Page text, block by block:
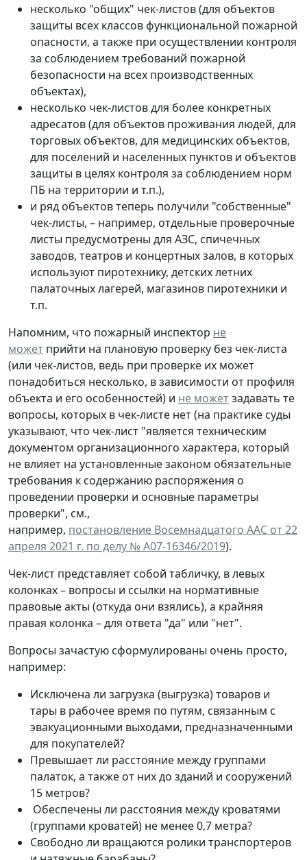
несколько "общих" чек-листов (для объектов
защиты всех классов функциональной пожарной
опасности, а также при осуществлении контроля
за соблюдением требований пожарной
безопасности на всех производственных
объектах),
несколько чек-листов для более конкретных
адресатов (для объектов проживания людей, для
торговых объектов, для медицинских объектов,
для поселений и населенных пунктов и объектов
защиты в целях контроля за соблюдением норм
ПБ на территории и т.п.),
и ряд объектов теперь получили "собственные"
чек-листы, – например, отдельные проверочные
листы предусмотрены для АЗС, спичечных
заводов, театров и концертных залов, в которых
используют пиротехнику, детских летних
палаточных лагерей, магазинов пиротехники и
т.п.
Напомним, что пожарный инспектор не
может прийти на плановую проверку без чек-листа
(или чек-листов, ведь при проверке их может
понадобиться несколько, в зависимости от профиля
объекта и его особенностей) и не можетзадавать те
вопросы, которых в чек-листе нет (на практике суды
указывают, что чек-лист "является техническим
документом организационного характера, который
не влияет на установленные законом обязательные
требования к содержанию распоряжения о
проведении проверки и основные параметры
проверки", см.,
например, постановление Восемнадцатого ААС от 22
апреля 2021 г. по делу № А07-16346/2019).
Чек-лист представляет собой табличку, в левых
колонках – вопросы и ссылки на нормативные
правовые акты (откуда они взялись), а крайняя
правая колонка – для ответа "да" или "нет".
Вопросы зачастую сформулированы очень просто,
например:
Исключена ли загрузка (выгрузка) товаров и
тары в рабочее время по путям, связанным с
эвакуационными выходами, предназначенными
для покупателей?
Превышает ли расстояние между группами
палаток, а также от них до зданий и сооружений
15 метров?
Обеспечены ли расстояния между кроватями
(группами кроватей) не менее 0,7 метра?
Свободно ли вращаются ролики транспортеров